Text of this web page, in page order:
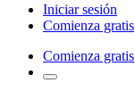
Iniciar sesión
Comienza gratis
Comienza gratis